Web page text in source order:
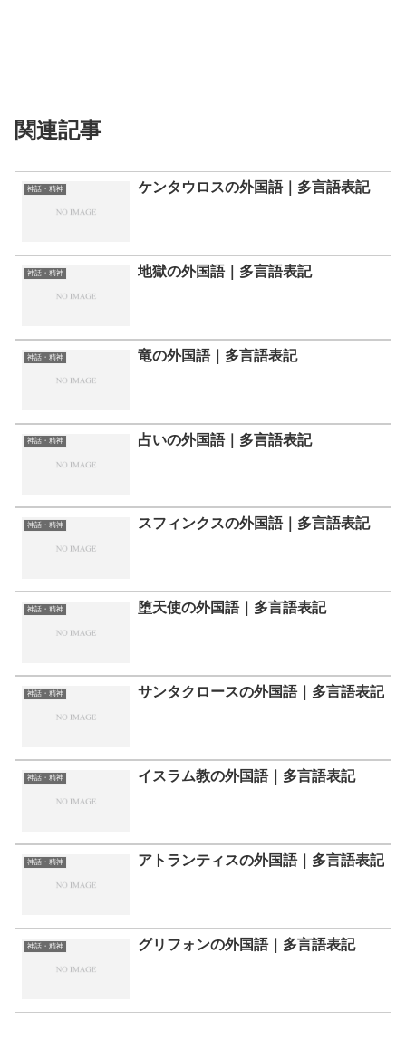
関連記事
神話・精神 ケンタウロスの外国語｜多言語表記
神話・精神 地獄の外国語｜多言語表記
神話・精神 竜の外国語｜多言語表記
神話・精神 占いの外国語｜多言語表記
神話・精神 スフィンクスの外国語｜多言語表記
神話・精神 堕天使の外国語｜多言語表記
神話・精神 サンタクロースの外国語｜多言語表記
神話・精神 イスラム教の外国語｜多言語表記
神話・精神 アトランティスの外国語｜多言語表記
神話・精神 グリフォンの外国語｜多言語表記